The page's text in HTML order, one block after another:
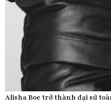
Alisha Boe trở thành đại sứ